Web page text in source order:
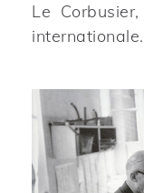
Le
internationale.